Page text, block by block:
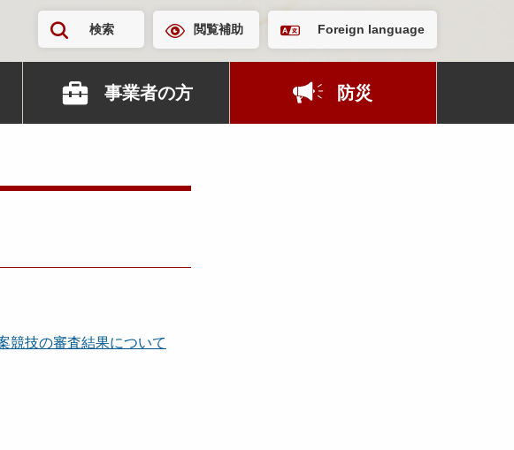
検索 閲覧補助 Foreign language
事業者の方 防災
競技の審査結果について